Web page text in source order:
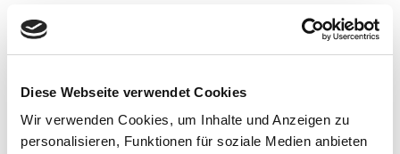
Diese Webseite verwendet Cookies
Wir verwenden Cookies, um Inhalte und Anzeigen zu
personalisieren, Funktionen für soziale Medien anbieten
Euer/Ihr Harry Birnstiel
uns gerne vorher anrufen unter 08106 – 999 83 0 oder uns eine E-
Mail schicken an
Info@birnstiel.de